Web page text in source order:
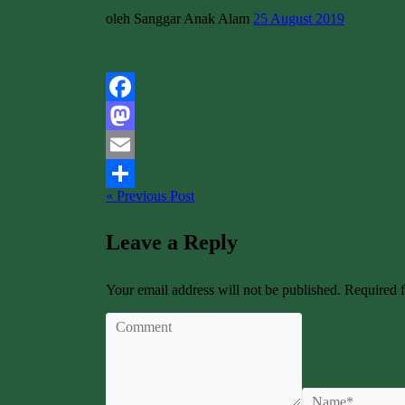
oleh Sanggar Anak Alam 25 August 2019
Facebook
Mastodon
Email
Share
« Previous Post
Leave a Reply
Your email address will not be published. Required